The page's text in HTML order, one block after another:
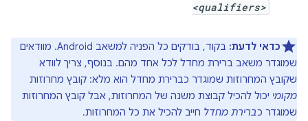
<qualifiers>
כדאי לדעת:
בקוד, בודקים כל הפניה למשאב Android. מוודאים
שמוגדר משאב ברירת מחדל לכל אחד מהם. בנוסף, צריך לוודא
שקובץ המחרוזות שמוגדר כברירת מחדל הוא מלא: קובץ מחרוזות
מקומי יכול להכיל קבוצת משנה של המחרוזות, אבל קובץ המחרוזות
שמוגדר כברירת מחדל חייב להכיל את כל המחרוזות.